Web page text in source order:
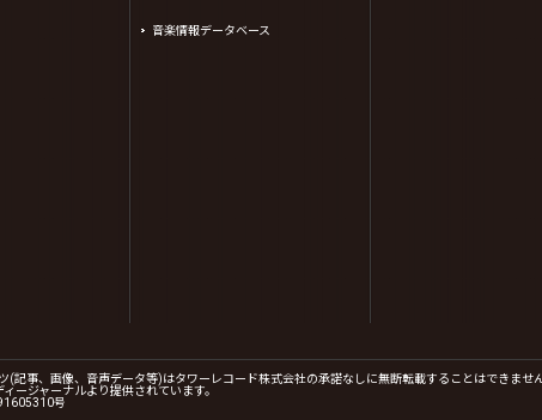
音楽情報データベース
(記事、画像、音声データ等)はタワーレコード株式会社の承諾なしに無断転載することはできません
ージャーナルより提供されています。
号